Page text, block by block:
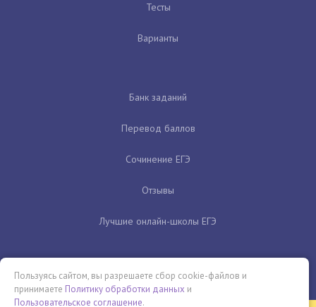
Тесты
Варианты
Банк заданий
Перевод баллов
Сочинение ЕГЭ
Отзывы
Лучшие онлайн-школы ЕГЭ
Пользуясь сайтом, вы разрешаете сбор cookie-файлов и
принимаете Политику обработки данных и
Пользовательское соглашение.